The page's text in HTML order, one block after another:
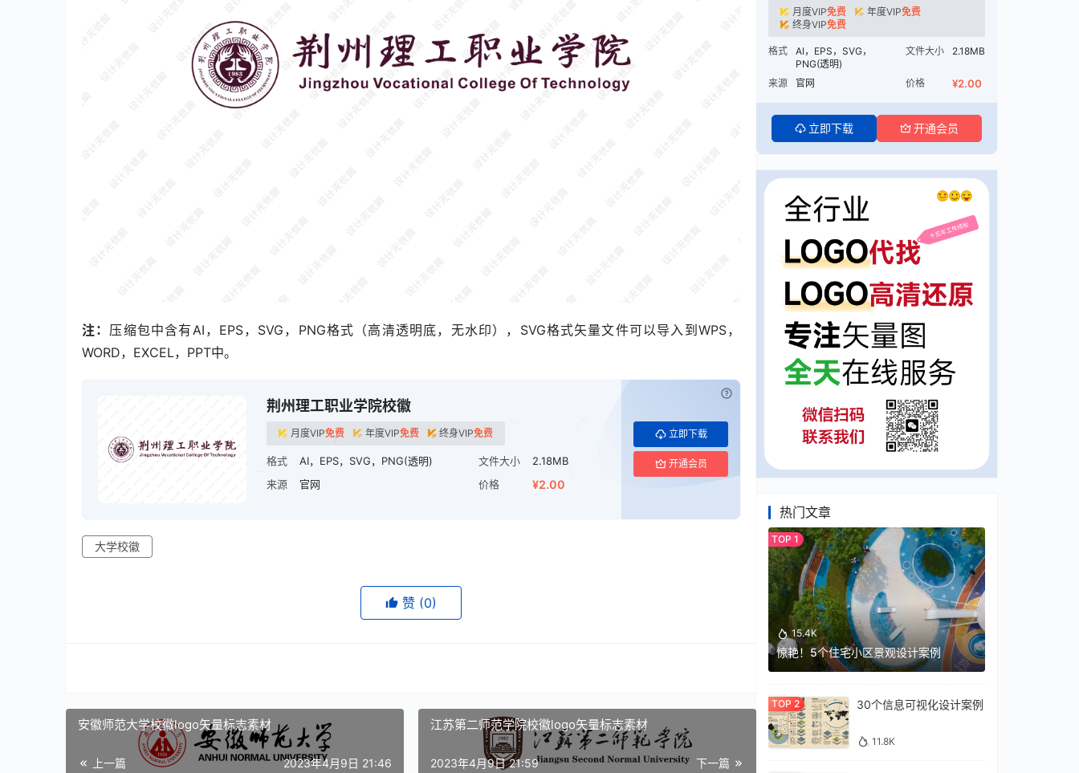
注： 压缩包中含有AI，EPS，SVG，PNG格式（高清透明底，无水印），SVG格式矢量文件可以导入到WPS，
WORD，EXCEL，PPT中。
荆州理工职业学院校徽
月度VIP免费 年度VIP免费 终身VIP免费
格式 AI，EPS，SVG，PNG(透明) 文件大小
2.18MB
来源
官网 价格 ¥2.00
立即下载
开通会员
大学校徽
赞 (0)
安徽师范大学校徽logo矢量标志素材
上一篇 2023年4月9日 21:46
江苏第二师范学院校徽logo矢量标志素材
下一篇
2023年4月9日 21:59
月度VIP免费 年度VIP免费
终身VIP免费
格式
AI，EPS，SVG，
PNG(透明)
文件大小 2.18MB
来源 官网 价格 ¥2.00
立即下载 开通会员
热门文章
15.4K
惊艳！5个住宅小区景观设计案例
30个信息可视化设计案例
11.8K